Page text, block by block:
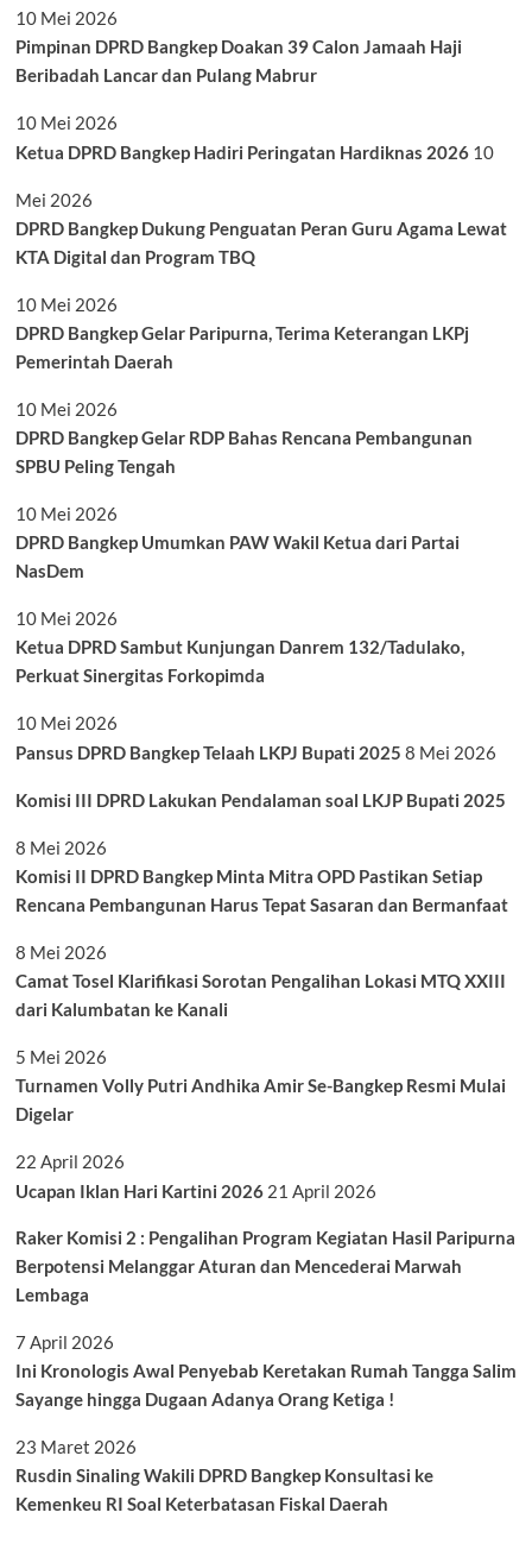
10 Mei 2026
Pimpinan DPRD Bangkep Doakan 39 Calon Jamaah Haji
Beribadah Lancar dan Pulang Mabrur
10 Mei 2026
Ketua DPRD Bangkep Hadiri Peringatan Hardiknas 2026 10
Mei 2026
DPRD Bangkep Dukung Penguatan Peran Guru Agama Lewat
KTA Digital dan Program TBQ
10 Mei 2026
DPRD Bangkep Gelar Paripurna, Terima Keterangan LKPj
Pemerintah Daerah
10 Mei 2026
DPRD Bangkep Gelar RDP Bahas Rencana Pembangunan
SPBU Peling Tengah
10 Mei 2026
DPRD Bangkep Umumkan PAW Wakil Ketua dari Partai
NasDem
10 Mei 2026
Ketua DPRD Sambut Kunjungan Danrem 132/Tadulako,
Perkuat Sinergitas Forkopimda
10 Mei 2026
Pansus DPRD Bangkep Telaah LKPJ Bupati 2025 8 Mei 2026
Komisi III DPRD Lakukan Pendalaman soal LKJP Bupati 2025
8 Mei 2026
Komisi II DPRD Bangkep Minta Mitra OPD Pastikan Setiap
Rencana Pembangunan Harus Tepat Sasaran dan Bermanfaat
8 Mei 2026
Camat Tosel Klarifikasi Sorotan Pengalihan Lokasi MTQ XXIII
dari Kalumbatan ke Kanali
5 Mei 2026
Turnamen Volly Putri Andhika Amir Se-Bangkep Resmi Mulai
Digelar
22 April 2026
Ucapan Iklan Hari Kartini 2026 21 April 2026
Raker Komisi 2 : Pengalihan Program Kegiatan Hasil Paripurna
Berpotensi Melanggar Aturan dan Mencederai Marwah
Lembaga
7 April 2026
Ini Kronologis Awal Penyebab Keretakan Rumah Tangga Salim
Sayange hingga Dugaan Adanya Orang Ketiga !
23 Maret 2026
Rusdin Sinaling Wakili DPRD Bangkep Konsultasi ke
Kemenkeu RI Soal Keterbatasan Fiskal Daerah